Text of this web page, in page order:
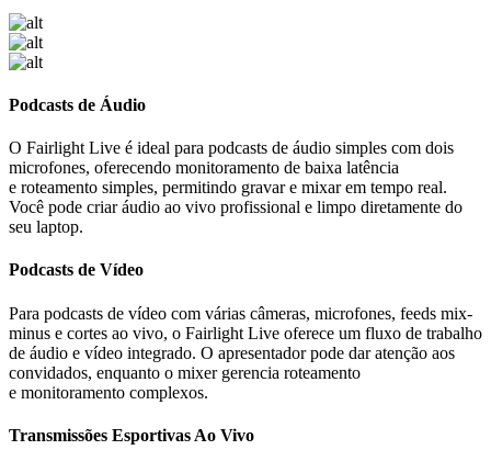
Podcasts de Áudio
O Fairlight Live é ideal para podcasts de áudio simples com dois
microfones, oferecendo monitoramento de baixa latência
e roteamento simples, permitindo gravar e mixar em tempo real.
Você pode criar áudio ao vivo profissional e limpo diretamente do
seu laptop.
Podcasts de Vídeo
Para podcasts de vídeo com várias câmeras, microfones, feeds mix-
minus e cortes ao vivo, o Fairlight Live oferece um fluxo de trabalho
de áudio e vídeo integrado. O apresentador pode dar atenção aos
convidados, enquanto o mixer gerencia roteamento
e monitoramento complexos.
Transmissões Esportivas Ao Vivo